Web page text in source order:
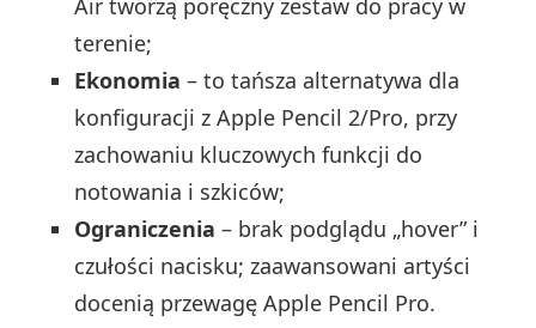
Air tworzą poręczny zestaw do pracy w
terenie;
Ekonomia – to tańsza alternatywa dla
konfiguracji z Apple Pencil 2/Pro, przy
zachowaniu kluczowych funkcji do
notowania i szkiców;
Ograniczenia – brak podglądu „hover” i
czułości nacisku; zaawansowani artyści
docenią przewagę Apple Pencil Pro.